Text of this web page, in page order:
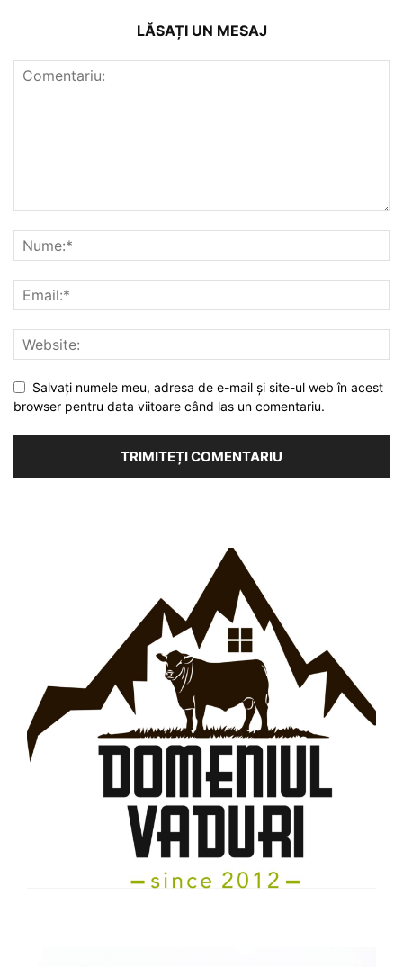
LĂSAȚI UN MESAJ
Salvați numele meu, adresa de e-mail și site-ul web în acest
browser pentru data viitoare când las un comentariu.